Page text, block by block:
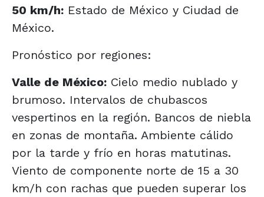
50 km/h: Estado de México y Ciudad de
México.
Pronóstico por regiones:
Valle de México: Cielo medio nublado y
brumoso. Intervalos de chubascos
vespertinos en la región. Bancos de niebla
en zonas de montaña. Ambiente cálido
por la tarde y frío en horas matutinas.
Viento de componente norte de 15 a 30
km/h con rachas que pueden superar los